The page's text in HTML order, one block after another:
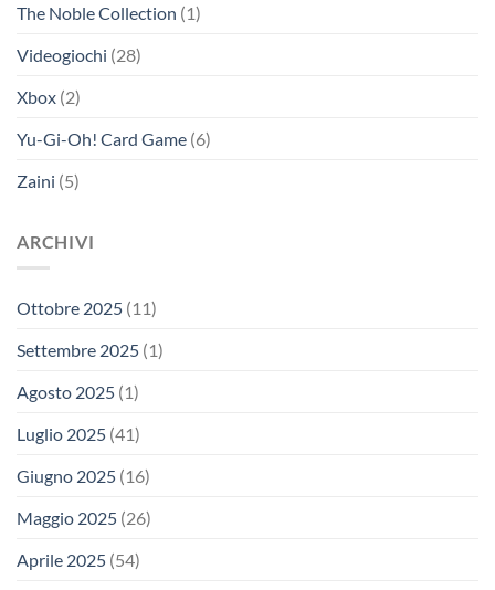
The Noble Collection (1)
Videogiochi (28)
Xbox (2)
Yu-Gi-Oh! Card Game (6)
Zaini (5)
ARCHIVI
Ottobre 2025 (11)
Settembre 2025 (1)
Agosto 2025 (1)
Luglio 2025 (41)
Giugno 2025 (16)
Maggio 2025 (26)
Aprile 2025 (54)